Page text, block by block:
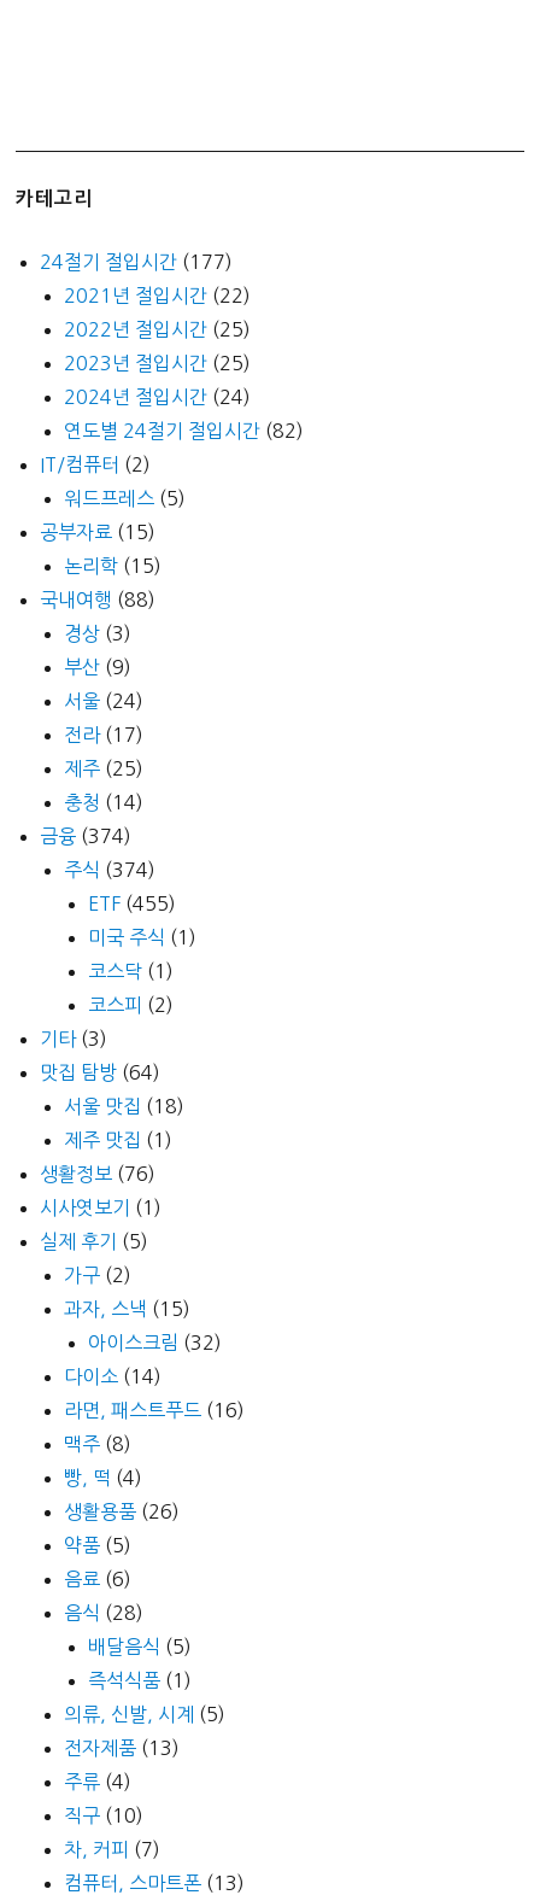
카테고리
24절기 절입시간 (177)
2021년 절입시간 (22)
2022년 절입시간 (25)
2023년 절입시간 (25)
2024년 절입시간 (24)
연도별 24절기 절입시간 (82)
IT/컴퓨터 (2)
워드프레스 (5)
공부자료 (15)
논리학 (15)
국내여행 (88)
경상 (3)
부산 (9)
서울 (24)
전라(17)
제주 (25)
충청 (14)
금융 (374)
주식 (374)
ETF (455)
미국 주식 (1)
코스닥 (1)
코스피 (2)
기타(3)
맛집 탐방 (64)
서울 맛집 (18)
제주 맛집 (1)
생활정보 (76)
시사엿보기
(1)
실제 후기
(5)
가구 (2)
과자, 스낵 (15)
아이스크림 (32)
다이소 (14)
라면, 패스트푸드 (16)
맥주 (8)
빵, 떡 (4)
생활용품 (26)
약품 (5)
음료 (6)
음식 (28)
배달음식 (5)
즉석식품 (1)
의류, 신발, 시계 (5)
전자제품 (13)
주류 (4)
직구 (10)
차, 커피 (7)
컴퓨터, 스마트폰 (13)